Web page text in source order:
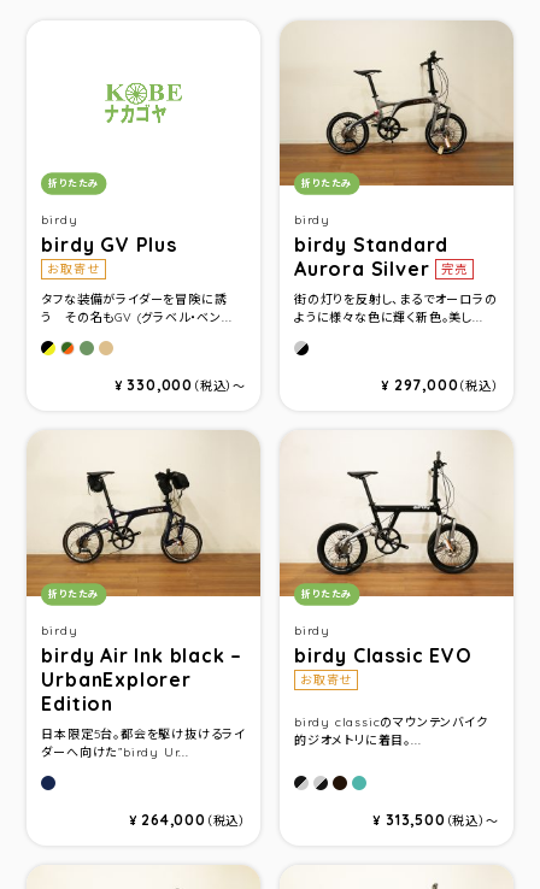
birdy
birdy GV Plus
お取寄せ
カテゴリ：
折りたたみ
タフな装備がライダーを冒険に誘
う その名もGV (グラベル・ベン...
マットブラック＆イエロー
フィールドグリーン＆オレンジ
フィールドグリーン
フィールドブラウン
¥ 330,000 （税込）〜
birdy
birdy Standard
Aurora Silver
完売
カテゴリ：
折りたたみ
街の灯りを反射し、まるでオーロラの
ように様々な色に輝く新色。美し...
オーロラシルバー
¥ 297,000（税込）
birdy
birdy Air Ink black –
UrbanExplorer
Edition
カテゴリ：
折りたたみ
日本限定5台。都会を駆け抜けるライ
ダーへ向けた”birdy Ur...
ミッドナイトブルー
¥ 264,000 （税込）
birdy
birdy Classic EVO
お取寄せ
カテゴリ：
折りたたみ
birdy classicのマウンテンバイク
的ジオメトリに着目。...
ブラック/シルバー
シルバー/ブラック
インクチタニウム
ターコイズメタリック
¥ 313,500 （税込）〜